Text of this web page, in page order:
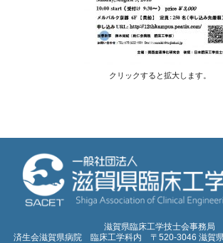
クリックすると拡大します。
滋賀県臨床工学技士会事務局
済生会滋賀県病院 臨床工学科内 〒520-3046 滋賀